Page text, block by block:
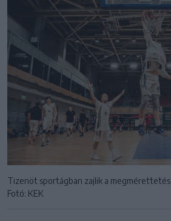
Tizenöt sportágban zajlik a megmérettetés
Fotó: KEK